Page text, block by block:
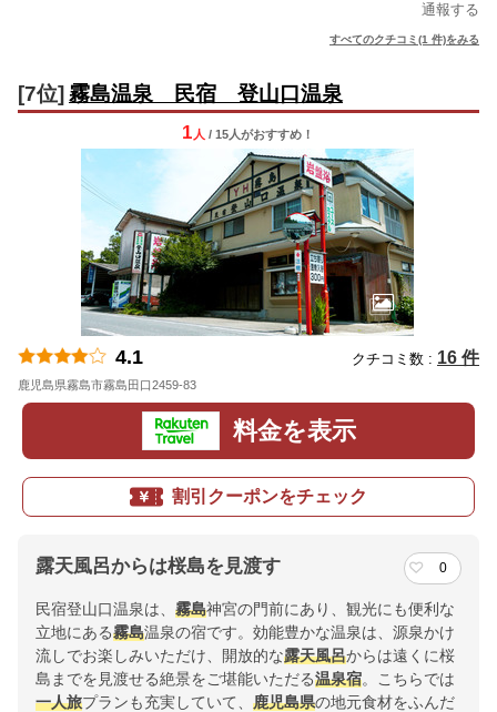
通報する
すべてのクチコミ(1 件)をみる
[7位] 霧島温泉 民宿 登山口温泉
1 人 / 15人がおすすめ！
4.1 クチコミ数 : 16 件
鹿児島県霧島市霧島田口2459-83
料金を表示
割引クーポンをチェック
露天風呂からは桜島を見渡す 0
民宿登山口温泉は、 霧島神宮の門前にあり、観光にも便利な
立地にある霧島温泉の宿です。効能豊かな温泉は、源泉かけ
流しでお楽しみいただけ、開放的な露天風呂からは遠くに桜
島までを見渡せる絶景をご堪能いただる温泉宿。こちらでは
一人旅プランも充実していて、 鹿児島県の地元食材をふんだ